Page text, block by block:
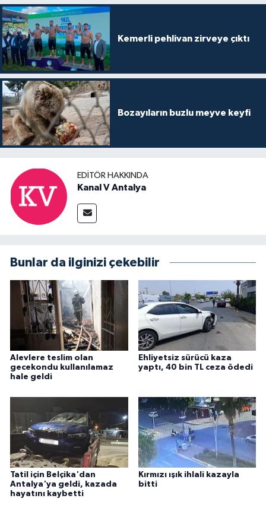
Kemerli pehlivan zirveye çıktı
Bozayıların buzlu meyve keyfi
EDITÖR HAKKINDA
Kanal V Antalya
Bunlar da ilginizi çekebilir
Alevlere teslim olan
gecekondu kullanılamaz
hale geldi
Ehliyetsiz sürücü kaza
yaptı, 40 bin TL ceza ödedi
Tatil için Belçika'dan
Antalya'ya geldi, kazada
hayatını kaybetti
Kırmızı ışık ihlali kazayla
bitti